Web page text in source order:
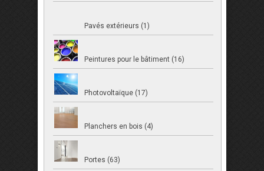
Pavés extérieurs (1)
Peintures pour le bâtiment (16)
Photovoltaïque (17)
Planchers en bois (4)
Portes (63)